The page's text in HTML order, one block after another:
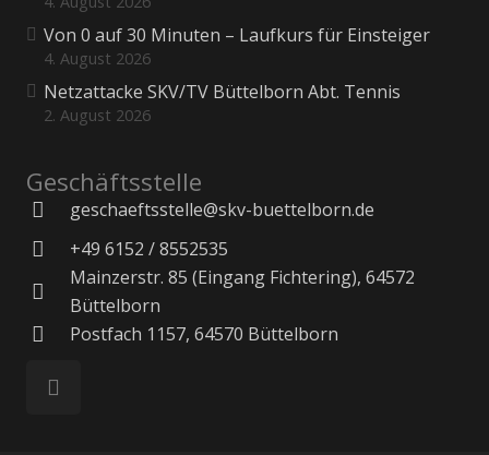
Von 0 auf 30 Minuten – Laufkurs für Einsteiger
4. August 2026
Netzattacke SKV/TV Büttelborn Abt. Tennis
2. August 2026
Geschäftsstelle
geschaeftsstelle@skv-buettelborn.de
+49 6152 / 8552535
Mainzerstr. 85 (Eingang Fichtering), 64572
Büttelborn
Postfach 1157, 64570 Büttelborn